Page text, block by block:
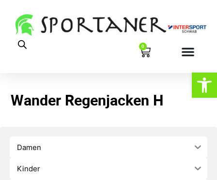
0
Wander Regenjacken H
Damen
Kinder